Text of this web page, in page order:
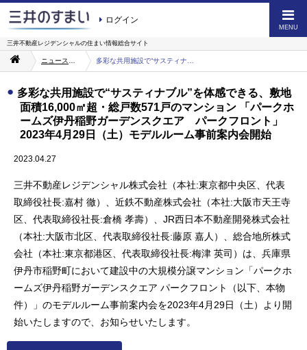
ログイン
MENU
三井不動産レジデンシャルの住まい情報総合サイト
多彩な共用施設で“サスティナブル”を体感できる、敷地
面積16,000㎡超・総戸数571戸のマンション 「パークホ
ームズ伊丹稲野ガーデンスクエア パークフロント」
2023年4月29日（土）モデルルーム事前案内会開始
2023.04.27
三井不動産レジデンシャル株式会社（本社:東京都中央区、代表
取締役社長:嘉村 徹）、近鉄不動産株式会社（本社:大阪市天王寺
区、代表取締役社長:倉橋 孝壽）、JR西日本不動産開発株式会社
（本社:大阪市北区、代表取締役社長:藤原 嘉人）、総合地所株式
会社（本社:東京都港区、代表取締役社長:梅津 英司）は、兵庫県
伊丹市稲野町において建設中の大規模分譲マンション「パークホ
ームズ伊丹稲野ガーデンスクエア パークフロント（以下、本物
件）」のモデルルーム事前案内会を2023年4月29日（土）より開
始いたしますので、お知らせいたします。